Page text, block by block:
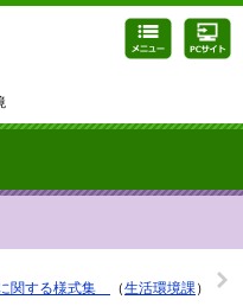
関する様式集
（生活環境課）